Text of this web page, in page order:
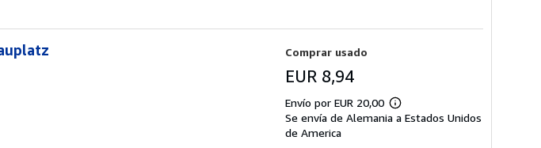
Comprar usado
EUR 8,94
Envío por EUR 20,00
Más
información
Se envía de Alemania a Estados Unidos
de America